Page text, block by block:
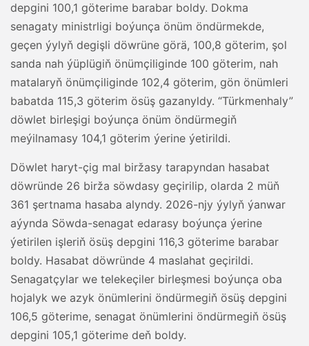
depgini 100,1 göterime barabar boldy. Dokma
senagaty ministrligi boýunça önüm öndürmekde,
geçen ýylyň degişli döwrüne görä, 100,8 göterim, şol
sanda nah ýüplügiň önümçiliginde 100 göterim, nah
matalaryň önümçiliginde 102,4 göterim, gön önümleri
babatda 115,3 göterim ösüş gazanyldy. “Türkmenhaly”
döwlet birleşigi boýunça önüm öndürmegiň
meýilnamasy 104,1 göterim ýerine ýetirildi.
Döwlet haryt-çig mal biržasy tarapyndan hasabat
döwründe 26 birža söwdasy geçirilip, olarda 2 müň
361 şertnama hasaba alyndy. 2026-njy ýylyň ýanwar
aýynda Söwda-senagat edarasy boýunça ýerine
ýetirilen işleriň ösüş depgini 116,3 göterime barabar
boldy. Hasabat döwründe 4 maslahat geçirildi.
Senagatçylar we telekeçiler birleşmesi boýunça oba
hojalyk we azyk önümlerini öndürmegiň ösüş depgini
106,5 göterime, senagat önümlerini öndürmegiň ösüş
depgini 105,1 göterime deň boldy.